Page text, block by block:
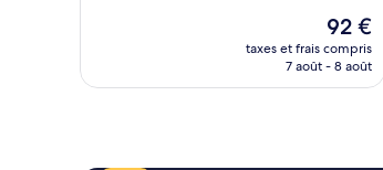
Le
nouveau
prix
92 €
taxes et frais compris
7 août - 8 août